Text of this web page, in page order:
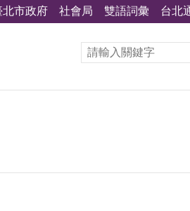
北市政府 社會局 雙語詞彙 台北